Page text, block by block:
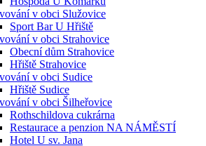
v obci Služovice
Sport Bar U Hřiště
v obci Strahovice
Obecní dům Strahovice
Hřiště Strahovice
v obci Sudice
Hřiště Sudice
v obci Šilheřovice
Rothschildova cukrárna
Restaurace a penzion NA NÁMĚSTÍ
Hotel U sv. Jana